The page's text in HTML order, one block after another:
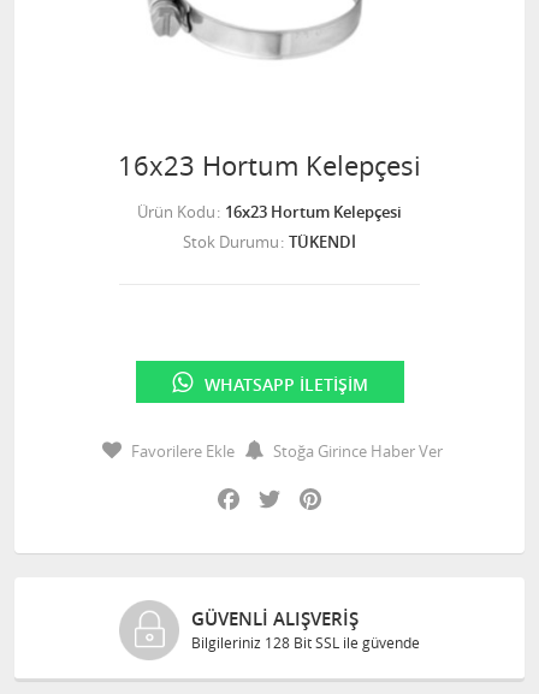
16x23 Hortum Kelepçesi
Ürün Kodu 16x23 Hortum Kelepçesi
Stok Durumu TÜKENDİ
WHATSAPP İLETIŞIM
Favorilere Ekle
Stoğa Girince Haber Ver
Facebook
Twitter
GÜVENLI ALIŞVERIŞ
Bilgileriniz 128 Bit SSL ile güvende